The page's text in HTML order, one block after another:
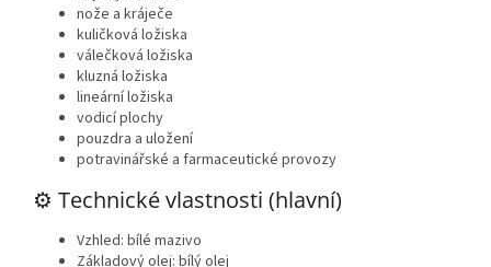
nože a kráječe
kuličková ložiska
válečková ložiska
kluzná ložiska
lineární ložiska
vodicí plochy
pouzdra a uložení
potravinářské a farmaceutické provozy
⚙️ Technickévlastnosti (hlavní)
Vzhled: bílé mazivo
Základový olej: bílý olej